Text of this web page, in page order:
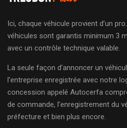
Ici, chaque véhicule provient d’un
véhicules sont garantis minimum 3
avec un contrôle technique valable.
La seule façon d’annoncer un
l’entreprise enregistrée avec notre
concession appelé Autocerfa
de commande, l’enregistrement du
préfecture et bien plus encore.